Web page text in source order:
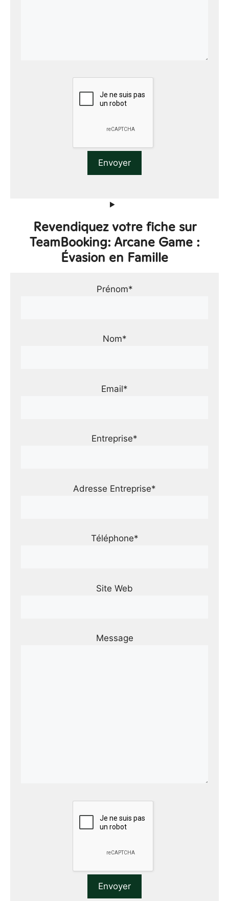
Revendiquez votre fiche sur
TeamBooking: Arcane Game :
Évasion en Famille
Prénom*
Nom*
Email*
Entreprise*
Adresse Entreprise*
Téléphone*
Site Web
Message